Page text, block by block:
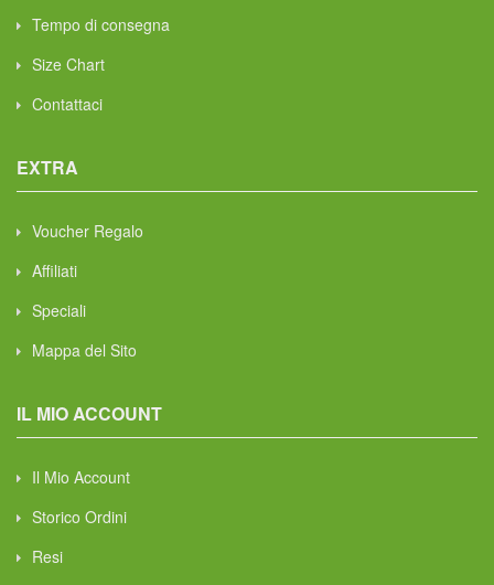
Tempo di consegna
Size Chart
Contattaci
EXTRA
Voucher Regalo
Affiliati
Speciali
Mappa del Sito
IL MIO ACCOUNT
Il Mio Account
Storico Ordini
Resi